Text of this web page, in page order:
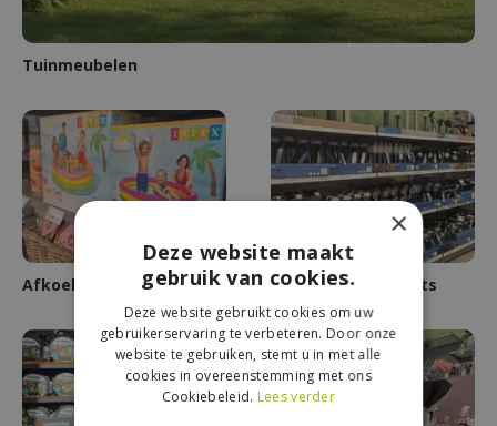
Tuinmeubelen
Afkoelen maar! Tuin in de spotlights
×
Deze website maakt
gebruik van cookies.
Deze website gebruikt cookies om uw
gebruikerservaring te verbeteren. Door onze
website te gebruiken, stemt u in met alle
cookies in overeenstemming met ons
Cookiebeleid. Lees verder